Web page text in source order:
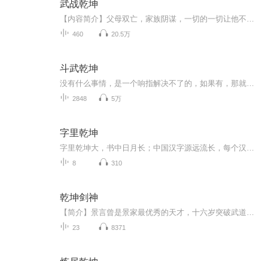
武战乾坤
460 20.5万
斗武乾坤
2848 5万
字里乾坤
8 310
乾坤剑神
23 8371